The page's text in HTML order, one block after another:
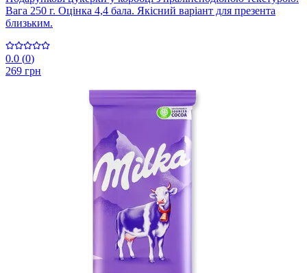
Вага 250 г. Оцінка 4,4 бала. Якісний варіант для презента
близьким.
0.0 (0)
269 грн